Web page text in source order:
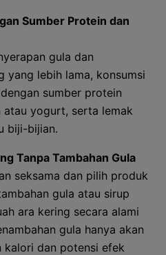
Sumber Protein dan
gula dan
yang lebih lama, konsumsi
sumber protein
yogurt, serta lemak
biji-bijian.
Tanpa Tambahan Gula
seksama dan pilih produk
gula atau sirup
ara kering secara alami
gula hanya akan
kalori dan potensi efek